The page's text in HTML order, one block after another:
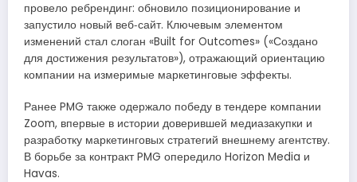
провело ребрендинг: обновило позиционирование и
запустило новый веб‑сайт. Ключевым элементом
изменений стал слоган «Built for Outcomes» («Создано
для достижения результатов»), отражающий ориентацию
компании на измеримые маркетинговые эффекты.
Ранее PMG также одержало победу в тендере компании
Zoom, впервые в истории доверившей медиазакупки и
разработку маркетинговых стратегий внешнему агентству.
В борьбе за контракт PMG опередило Horizon Media и
Havas.